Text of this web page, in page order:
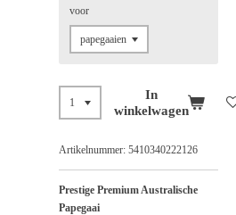
voor
In
winkelwagen
Artikelnummer: 5410340222126
Prestige Premium Australische
Papegaai